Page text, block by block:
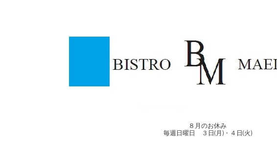
８月のお休み
毎週日曜日 ３日(月)・４日(火)